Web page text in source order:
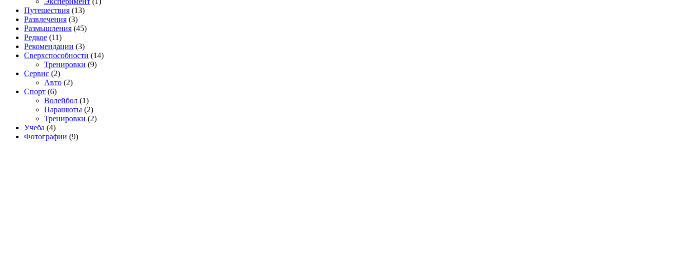
Путешествия (13)
Развлечения (3)
Размышления (45)
Редкое (11)
Рекомендации (3)
Сверхспособности (14)
Тренировки (9)
Сервис (2)
Авто (2)
Спорт (6)
Волейбол (1)
Парашюты (2)
Тренировки (2)
Учеба (4)
Фотографии (9)